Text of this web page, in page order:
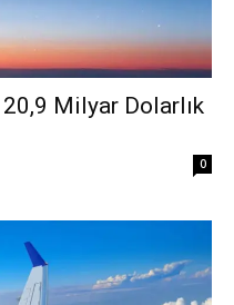
20,9 Milyar Dolarlık
0